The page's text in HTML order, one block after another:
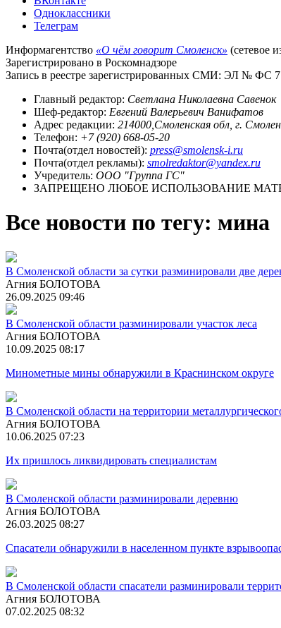
Одноклассники
Телеграм
Информагентство «О чём говорит Смоленск» (сетевое
Зарегистрировано в Роскомнадзоре
Запись в реестре зарегистрированных СМИ: ЭЛ № ФС
Главный редактор: Светлана Николаевна Савенок
Шеф-редактор: Евгений Валерьевич Ванифатов
Адрес редакции: 214000,Смоленская обл, г.
Телефон: +7 (920) 668-05-20
Почта(отдел новостей): press@smolensk-i.ru
Почта(отдел рекламы): smolredaktor@yandex.ru
Учредитель: ООО "Группа ГС"
ЗАПРЕЩЕНО ЛЮБОЕ ИСПОЛЬЗОВАНИЕ
Все новости по тегу: мина
В Смоленской области за сутки разминировали две
Агния БОЛОТОВА
26.09.2025 09:46
В Смоленской области разминировали участок леса
Агния БОЛОТОВА
10.09.2025 08:17
Минометные мины обнаружили в Краснинском округе
В Смоленской области на территории
Агния БОЛОТОВА
10.06.2025 07:23
Их пришлось ликвидировать специалистам
В Смоленской области разминировали деревню
Агния БОЛОТОВА
26.03.2025 08:27
Спасатели обнаружили в населенном пункте
В Смоленской области спасатели разминировали
Агния БОЛОТОВА
07.02.2025 08:32